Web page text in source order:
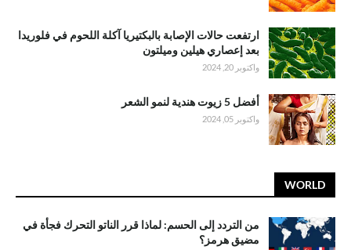
ارتفعت حالات الإصابة بالبكتيريا آكلة اللحوم في فلوريدا
بعد إعصاري هيلين وميلتون
واكتوبر 20, 2024
أفضل 5 زيوت هندية لنمو الشعر
واكتوبر 05, 2024
WORLD
من التردد إلى الحسم: لماذا قرر الناتو التحرك فجأة في
مضيق هرمز؟